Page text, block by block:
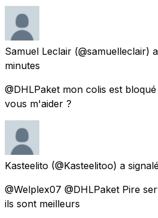
Samuel Leclair (@samuelleclair)
minutes
@DHLPaket mon colis est
vous m'aider ?
Kasteelito (@Kasteelitoo) a
@Welplex07 @DHLPaket Pire
ils sont meilleurs